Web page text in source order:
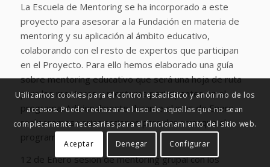
La Escuela de Mentoring se ha incorporado a este
proyecto para asesorar a la Fundación en materia de
mentoring y su aplicación al ámbito educativo,
colaborando con el resto de expertos que participan
en el Proyecto. Para ello hemos elaborado una guía
sobre mentoring educativo que será una hoja de ruta
para los mentores y mentoras participantes en el
programa. Adicionalmente durante el mes de Enero
realizaremos varias acciones para dar arranque al
programa:
12 de Enero sesión de mentoring grupal con los
Utilizamos cookies para el control estadístico y anónimo de los
accesos. Puede rechazara el uso de aquellas que no sean
completamente necesarias para el funcionamiento del sitio web.
Aceptar
Denegar Configurar